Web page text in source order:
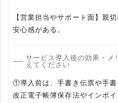
【営業担当やサポート面】親
安心感がある。
サービス導入後の効果・メ
えてください
①導入前は、手書き伝票や手書
改正電子帳簿保存法やインボ